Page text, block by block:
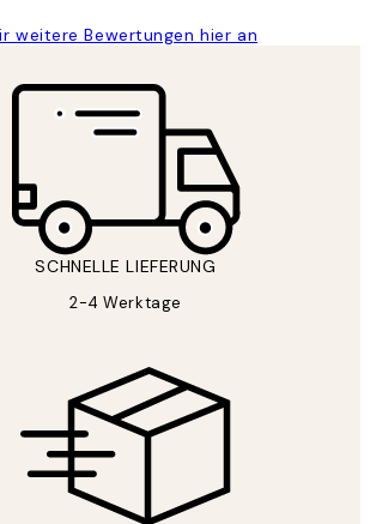
weitere Bewertungen hier an
SCHNELLE LIEFERUNG
2-4 Werktage